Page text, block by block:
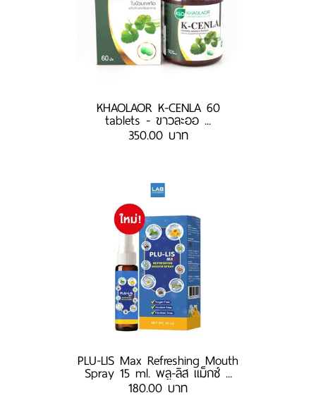
KHAOLAOR K-CENLA 60
tablets - ขาวละออ ...
350.00 บาท
PLU-LIS Max Refreshing Mouth
Spray 15 ml. พลู-ลิส แม็กซ์ ...
180.00 บาท